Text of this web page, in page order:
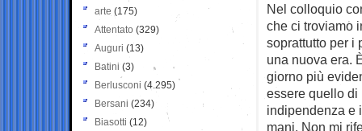
Nel colloquio
che ci troviamo
soprattutto per i
una nuova era.
giorno più
essere quello di
indipendenza e
mani. Non mi
arte (175)
Attentato (329)
Auguri (13)
Batini (3)
Berlusconi (4.295)
Bersani (234)
Biasotti (12)